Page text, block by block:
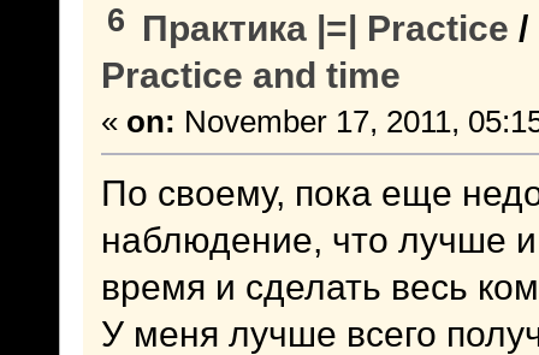
6 Практика |=| Practice /
Practice and time
« on: November 17, 2011,
По своему, пока еще
наблюдение, что лучше
время и сделать весь
У меня лучше всего